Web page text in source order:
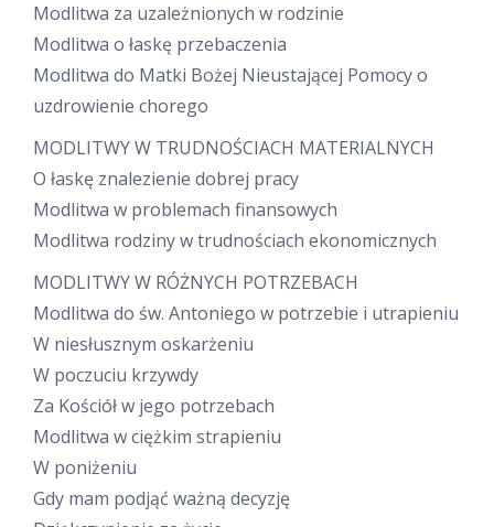
Modlitwa za uzależnionych w rodzinie
Modlitwa o łaskę przebaczenia
Modlitwa do Matki Bożej Nieustającej Pomocy o
uzdrowienie chorego
MODLITWY W TRUDNOŚCIACH MATERIALNYCH
O łaskę znalezienie dobrej pracy
Modlitwa w problemach finansowych
Modlitwa rodziny w trudnościach ekonomicznych
MODLITWY W RÓŻNYCH POTRZEBACH
Modlitwa do św. Antoniego w potrzebie i utrapieniu
W niesłusznym oskarżeniu
W poczuciu krzywdy
Za Kościół w jego potrzebach
Modlitwa w ciężkim strapieniu
W poniżeniu
Gdy mam podjąć ważną decyzję